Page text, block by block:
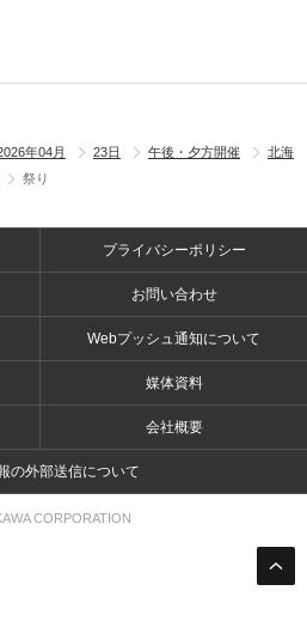
年04月 23日 午後・夕方開催
北海
祭り
プライバシーポリシー
お問い合わせ
Webプッシュ通知について
媒体資料
会社概要
の外部送信について
CORPORATION